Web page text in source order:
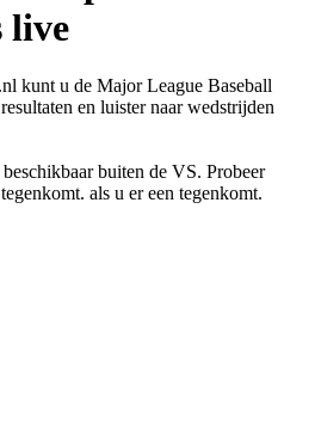
live
kunt u de Major League Baseball
en luister naar wedstrijden
buiten de VS. Probeer
als u er een tegenkomt.